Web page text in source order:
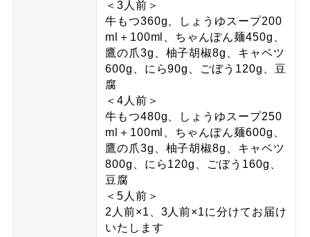
＜3人前＞
牛もつ360g、しょうゆスープ200
ml＋100ml、ちゃんぽん麺450g、
鷹の爪3g、柚子胡椒8g、キャベツ
600g、にら90g、ごぼう120g、豆
腐
＜4人前＞
牛もつ480g、しょうゆスープ250
ml＋100ml、ちゃんぽん麺600g、
鷹の爪3g、柚子胡椒8g、キャベツ
800g、にら120g、ごぼう160g、
豆腐
＜5人前＞
2人前×1、3人前×1に分けてお届け
いたします